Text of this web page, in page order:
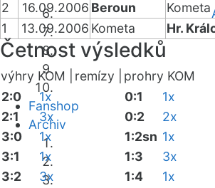
Fanshop
Archiv
2
16.09.2006 Beroun Kometa
1
13.09.2006 Kometa Hr.
Četnost výsledků
výhry KOM | remízy |
prohry KOM
2:0
1x
2:1
3x
3:0
1x
3:1
1x
3:2
3x
0:1
1x
0:2
2x
1:2sn 1x
1:3
3x
1:4
1x